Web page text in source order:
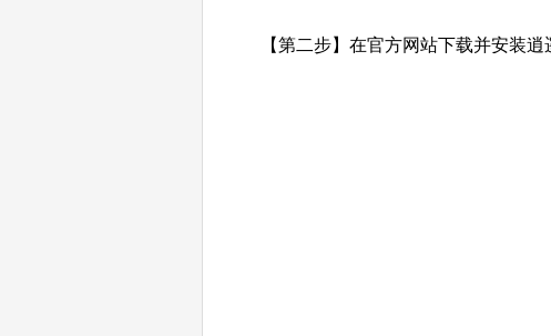
【第二步】在官方网站下载并安装逍